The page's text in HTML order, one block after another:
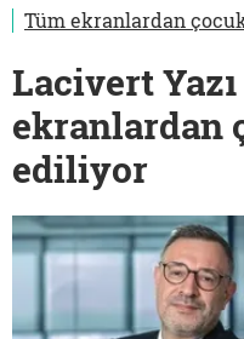
Tüm ekranlardan
Lacivert
ekranlardan
ediliyor